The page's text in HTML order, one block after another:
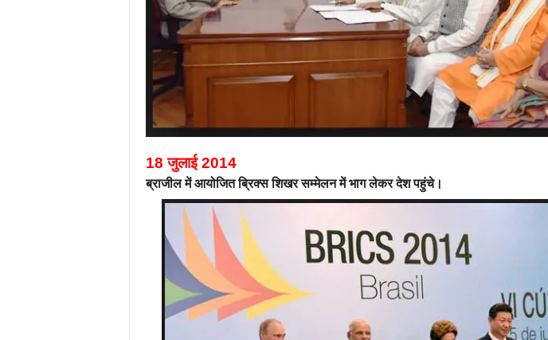
18 जुलाई 2014
ब्राजील में आयोजित ब्रिक्स शिखर सम्मेलन में भाग लेकर देश पहुंचे।